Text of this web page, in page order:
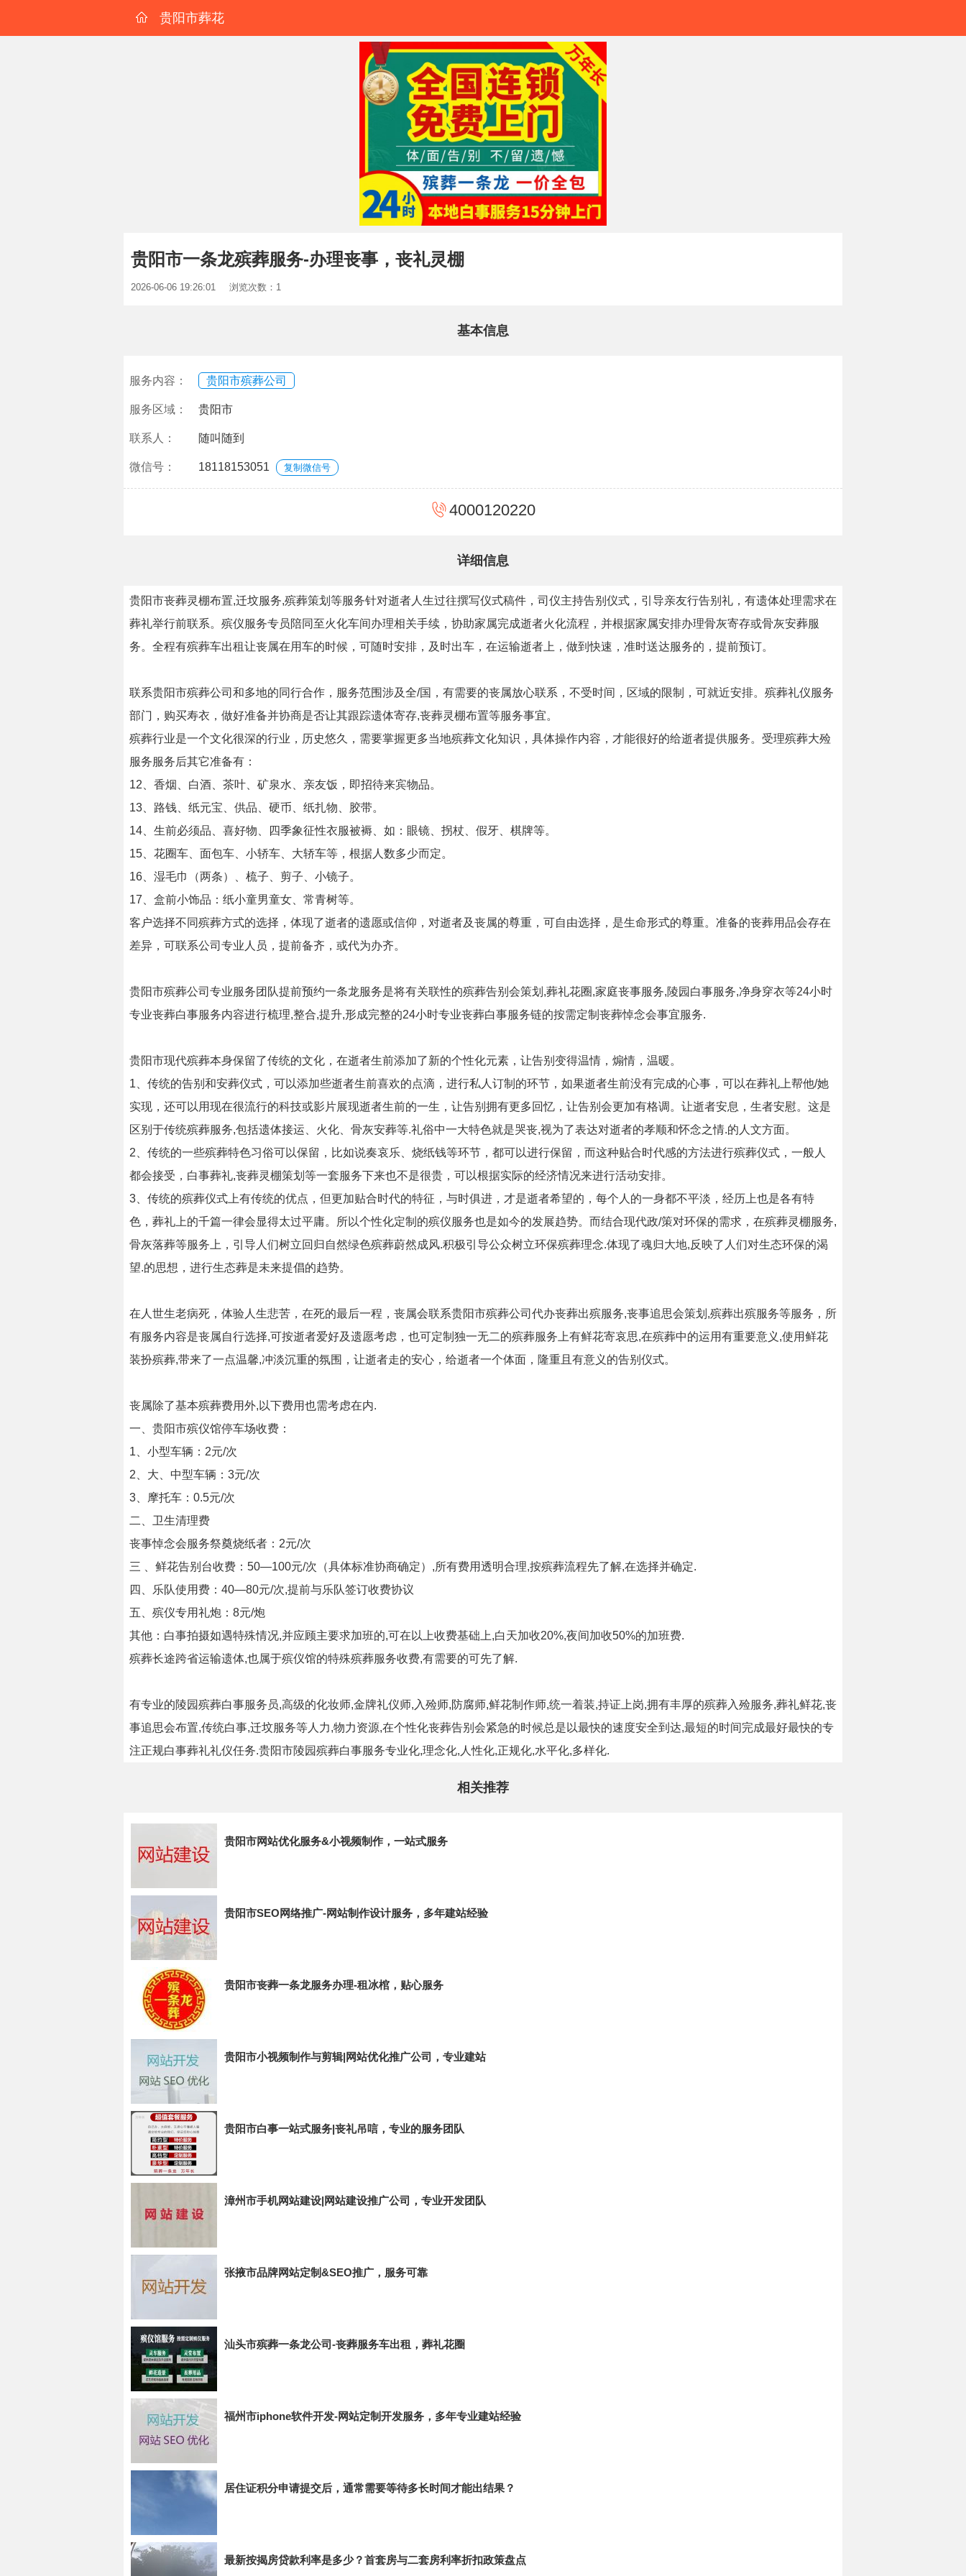
贵阳市葬花
贵阳市一条龙殡葬服务-办理丧事，丧礼灵棚
2026-06-06 19:26:01 浏览次数：1
基本信息
服务内容： 贵阳市殡葬公司
服务区域： 贵阳市
联系人： 随叫随到
微信号： 18118153051 复制微信号
4000120220
详细信息
贵阳市丧葬灵棚布置,迁坟服务,殡葬策划等服务针对逝者人生过往撰写仪式稿件，司仪主持告别仪式，引导亲友行告别礼，有遗体处理需求在
葬礼举行前联系。殡仪服务专员陪同至火化车间办理相关手续，协助家属完成逝者火化流程，并根据家属安排办理骨灰寄存或骨灰安葬服
务。全程有殡葬车出租让丧属在用车的时候，可随时安排，及时出车，在运输逝者上，做到快速，准时送达服务的，提前预订。
联系贵阳市殡葬公司和多地的同行合作，服务范围涉及全/国，有需要的丧属放心联系，不受时间，区域的限制，可就近安排。殡葬礼仪服务
部门，购买寿衣，做好准备并协商是否让其跟踪遗体寄存,丧葬灵棚布置等服务事宜。
殡葬行业是一个文化很深的行业，历史悠久，需要掌握更多当地殡葬文化知识，具体操作内容，才能很好的给逝者提供服务。受理殡葬大殓
服务服务后其它准备有：
12、香烟、白酒、茶叶、矿泉水、亲友饭，即招待来宾物品。
13、路钱、纸元宝、供品、硬币、纸扎物、胶带。
14、生前必须品、喜好物、四季象征性衣服被褥、如：眼镜、拐杖、假牙、棋牌等。
15、花圈车、面包车、小轿车、大轿车等，根据人数多少而定。
16、湿毛巾（两条）、梳子、剪子、小镜子。
17、盒前小饰品：纸小童男童女、常青树等。
客户选择不同殡葬方式的选择，体现了逝者的遗愿或信仰，对逝者及丧属的尊重，可自由选择，是生命形式的尊重。准备的丧葬用品会存在
差异，可联系公司专业人员，提前备齐，或代为办齐。
贵阳市殡葬公司专业服务团队提前预约一条龙服务是将有关联性的殡葬告别会策划,葬礼花圈,家庭丧事服务,陵园白事服务,净身穿衣等24小时
专业丧葬白事服务内容进行梳理,整合,提升,形成完整的24小时专业丧葬白事服务链的按需定制丧葬悼念会事宜服务.
贵阳市现代殡葬本身保留了传统的文化，在逝者生前添加了新的个性化元素，让告别变得温情，煽情，温暖。
1、传统的告别和安葬仪式，可以添加些逝者生前喜欢的点滴，进行私人订制的环节，如果逝者生前没有完成的心事，可以在葬礼上帮他/她
实现，还可以用现在很流行的科技或影片展现逝者生前的一生，让告别拥有更多回忆，让告别会更加有格调。让逝者安息，生者安慰。这是
区别于传统殡葬服务,包括遗体接运、火化、骨灰安葬等.礼俗中一大特色就是哭丧,视为了表达对逝者的孝顺和怀念之情.的人文方面。
2、传统的一些殡葬特色习俗可以保留，比如说奏哀乐、烧纸钱等环节，都可以进行保留，而这种贴合时代感的方法进行殡葬仪式，一般人
都会接受，白事葬礼,丧葬灵棚策划等一套服务下来也不是很贵，可以根据实际的经济情况来进行活动安排。
3、传统的殡葬仪式上有传统的优点，但更加贴合时代的特征，与时俱进，才是逝者希望的，每个人的一身都不平淡，经历上也是各有特
色，葬礼上的千篇一律会显得太过平庸。所以个性化定制的殡仪服务也是如今的发展趋势。而结合现代政/策对环保的需求，在殡葬灵棚服务,
骨灰落葬等服务上，引导人们树立回归自然绿色殡葬蔚然成风.积极引导公众树立环保殡葬理念.体现了魂归大地,反映了人们对生态环保的渴
望.的思想，进行生态葬是未来提倡的趋势。
在人世生老病死，体验人生悲苦，在死的最后一程，丧属会联系贵阳市殡葬公司代办丧葬出殡服务,丧事追思会策划,殡葬出殡服务等服务，所
有服务内容是丧属自行选择,可按逝者爱好及遗愿考虑，也可定制独一无二的殡葬服务上有鲜花寄哀思,在殡葬中的运用有重要意义,使用鲜花
装扮殡葬,带来了一点温馨,冲淡沉重的氛围，让逝者走的安心，给逝者一个体面，隆重且有意义的告别仪式。
丧属除了基本殡葬费用外,以下费用也需考虑在内.
一、贵阳市殡仪馆停车场收费：
1、小型车辆：2元/次
2、大、中型车辆：3元/次
3、摩托车：0.5元/次
二、卫生清理费
丧事悼念会服务祭奠烧纸者：2元/次
三 、鲜花告别台收费：50—100元/次（具体标准协商确定）,所有费用透明合理,按殡葬流程先了解,在选择并确定.
四、乐队使用费：40—80元/次,提前与乐队签订收费协议
五、殡仪专用礼炮：8元/炮
其他：白事拍摄如遇特殊情况,并应顾主要求加班的,可在以上收费基础上,白天加收20%,夜间加收50%的加班费.
殡葬长途跨省运输遗体,也属于殡仪馆的特殊殡葬服务收费,有需要的可先了解.
有专业的陵园殡葬白事服务员,高级的化妆师,金牌礼仪师,入殓师,防腐师,鲜花制作师,统一着装,持证上岗,拥有丰厚的殡葬入殓服务,葬礼鲜花,丧
事追思会布置,传统白事,迁坟服务等人力,物力资源,在个性化丧葬告别会紧急的时候总是以最快的速度安全到达,最短的时间完成最好最快的专
注正规白事葬礼礼仪任务.贵阳市陵园殡葬白事服务专业化,理念化,人性化,正规化,水平化,多样化.
相关推荐
贵阳市网站优化服务&小视频制作，一站式服务
贵阳市SEO网络推广-网站制作设计服务，多年建站经验
贵阳市丧葬一条龙服务办理-租冰棺，贴心服务
贵阳市小视频制作与剪辑|网站优化推广公司，专业建站
贵阳市白事一站式服务|丧礼吊唁，专业的服务团队
漳州市手机网站建设|网站建设推广公司，专业开发团队
张掖市品牌网站定制&SEO推广，服务可靠
汕头市殡葬一条龙公司-丧葬服务车出租，葬礼花圈
福州市iphone软件开发-网站定制开发服务，多年专业建站经验
居住证积分申请提交后，通常需要等待多长时间才能出结果？
最新按揭房贷款利率是多少？首套房与二套房利率折扣政策盘点